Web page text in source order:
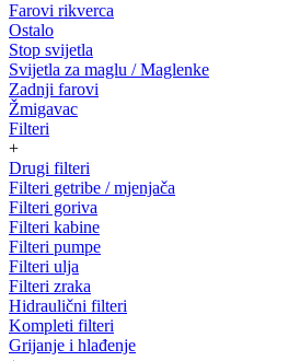
Farovi rikverca
Ostalo
Stop svijetla
Svijetla za maglu / Maglenke
Zadnji farovi
Žmigavac
Filteri
+
Drugi filteri
Filteri getribe / mjenjača
Filteri goriva
Filteri kabine
Filteri pumpe
Filteri ulja
Filteri zraka
Hidraulični filteri
Kompleti filteri
Grijanje i hlađenje